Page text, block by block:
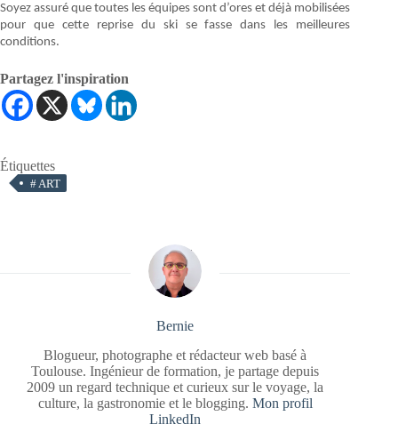
Soyez assuré que toutes les équipes sont d’ores et déjà mobilisées
pour que cette reprise du ski se fasse dans les meilleures
conditions.
Partagez l'inspiration
Étiquettes
# ART
Bernie
Blogueur, photographe et rédacteur web basé à
Toulouse. Ingénieur de formation, je partage depuis
2009 un regard technique et curieux sur le voyage, la
culture, la gastronomie et le blogging. Mon profil
LinkedIn